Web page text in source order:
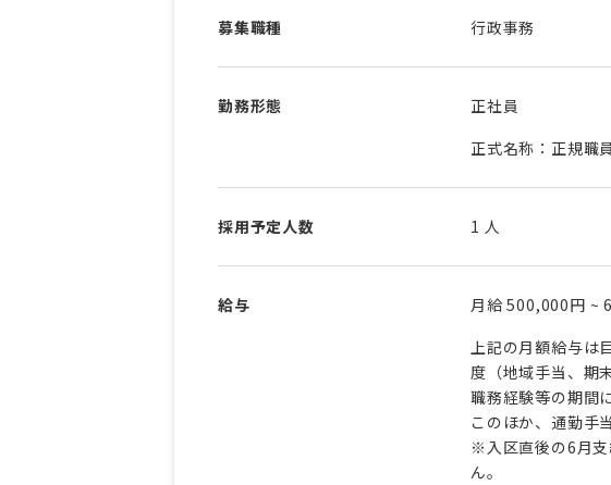
募集職種 行政事務
勤務形態
正社員
正式名称：正規職員
採用予定人数 1 人
給与 月給500,000円 ~
上記の月額給与は
度（地域手当、期
職務経験等の期間
このほか、通勤手
※入区直後の6月支
ん。